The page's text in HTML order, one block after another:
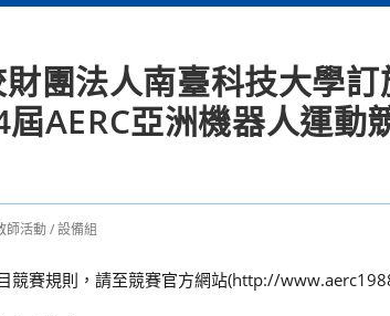
團法人南臺科技大學
AERC亞洲機器人運動
師活動/設備組
競賽規則，請至競賽官方網站(http://